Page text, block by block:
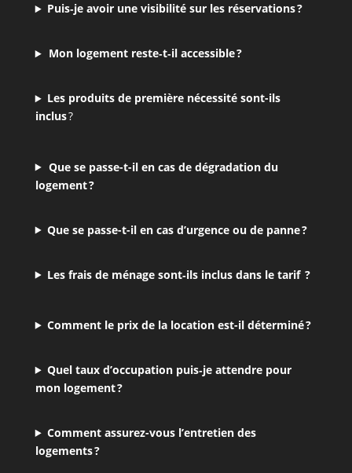
Puis‑je avoir une visibilité sur les réservations ?
Mon logement reste‑t‑il accessible ?
Les produits de première nécessité sont-ils
inclus?
Que se passe-t-il en cas de dégradation du
logement ?
Que se passe-t-il en cas d’urgence ou de panne ?
Les frais de ménage sont‑ils inclus dans le tarif ?
Comment le prix de la location est-il déterminé ?
Quel taux d’occupation puis‑je attendre pour
mon logement ?
Comment assurez-vous l’entretien des
logements ?